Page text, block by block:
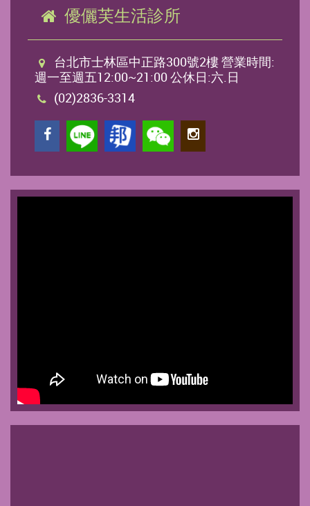
優儷芙生活診所
台北市士林區中正路300號2樓 營業時間:
週一至週五12:00~21:00 公休日:六.日
(02)2836-3314